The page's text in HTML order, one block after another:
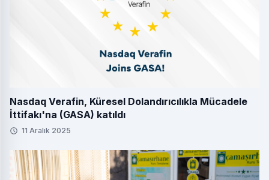
Nasdaq Verafin, Küresel Dolandırıcılıkla Mücadele
İttifakı'na (GASA) katıldı
11 Aralık 2025